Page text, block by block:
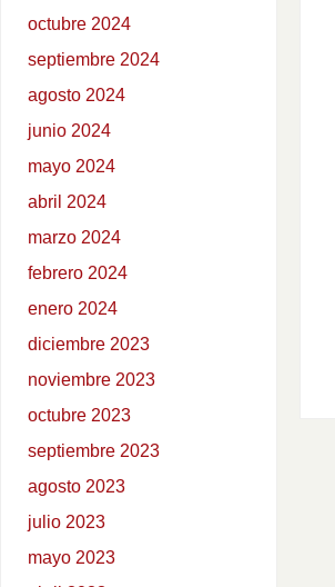
octubre 2024
septiembre 2024
agosto 2024
junio 2024
mayo 2024
abril 2024
marzo 2024
febrero 2024
enero 2024
diciembre 2023
noviembre 2023
octubre 2023
septiembre 2023
agosto 2023
julio 2023
mayo 2023